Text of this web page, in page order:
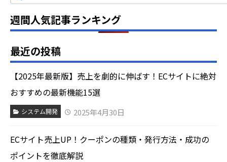
週間人気記事ランキング
最近の投稿
【2025年最新版】売上を劇的に伸ばす！ECサイトに絶対
おすすめの最新機能15選
システム開発 2025年4月30日
ECサイト売上UP！クーポンの種類・発行方法・成功の
ポイントを徹底解説